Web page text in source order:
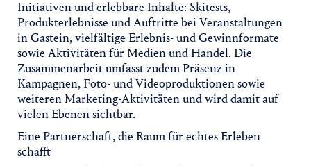
Initiativen und erlebbare Inhalte: Skitests,
Produkterlebnisse und Auftritte bei Veranstaltungen
in Gastein, vielfältige Erlebnis- und Gewinnformate
sowie Aktivitäten für Medien und Handel. Die
Zusammenarbeit umfasst zudem Präsenz in
Kampagnen, Foto- und Videoproduktionen sowie
weiteren Marketing-Aktivitäten und wird damit auf
vielen Ebenen sichtbar.
Eine Partnerschaft, die Raum für echtes Erleben
schafft